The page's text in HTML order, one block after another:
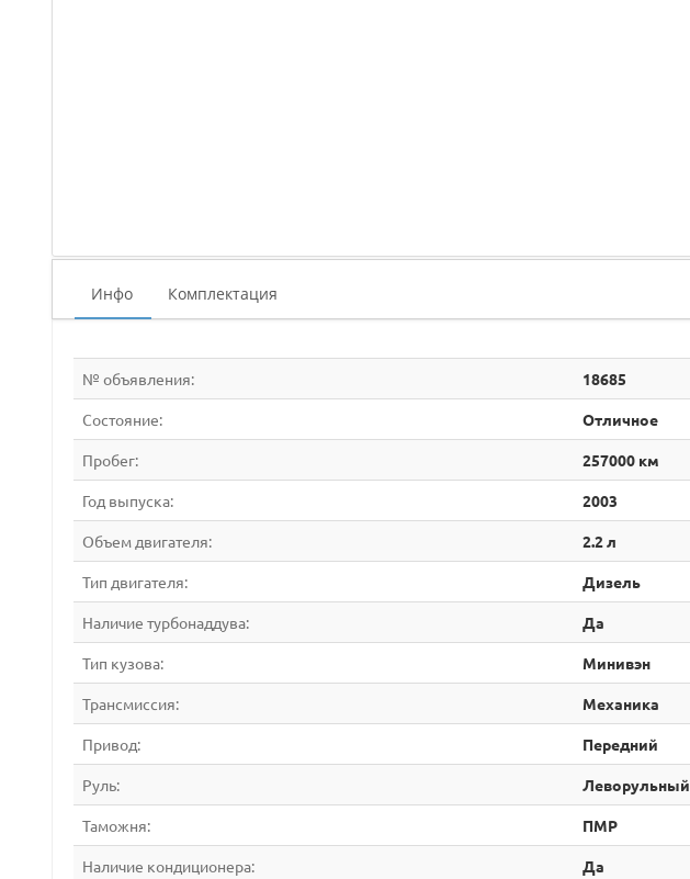
Инфо Комплектация
№ объявления: 18685
Состояние: Отличное
Пробег: 257000 км
Год выпуска: 2003
Объем двигателя: 2.2 л
Тип двигателя: Дизель
Наличие турбонаддува: Да
Тип кузова: Минивэн
Трансмиссия: Механика
Привод: Передний
Руль: Леворульный
Таможня: ПМР
Наличие кондиционера: Да